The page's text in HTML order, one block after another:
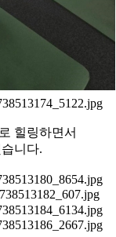
힐링하면서
니다.